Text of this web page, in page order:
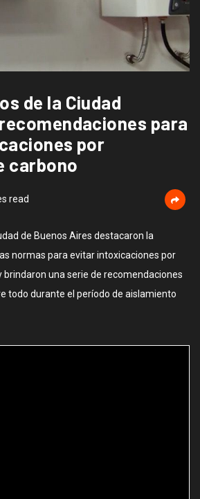
de la Ciudad
para
por
carbono
read
de Buenos Aires destacaron la
normas para evitar intoxicaciones por
brindaron una serie de recomendaciones
todo durante el período de aislamiento